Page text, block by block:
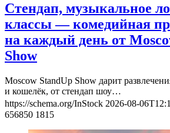
Стендап, музыкальное
классы — комедийная
на каждый день от
Show
Moscow StandUp Show дарит
и кошелёк, от стендап шоу…
https://schema.org/InStock 2026-08-
656850 1815